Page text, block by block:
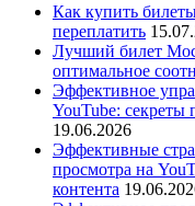
Как купить
переплатить
Лучший билет
оптимальное
Эффективное
YouTube: секреты
19.06.2026
Эффективные
просмотра на
контента